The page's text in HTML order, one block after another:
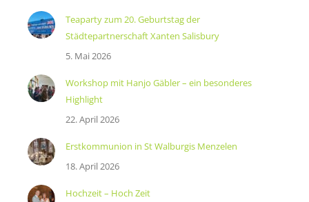
Teaparty zum 20. Geburtstag der
Städtepartnerschaft Xanten Salisbury
5. Mai 2026
Workshop mit Hanjo Gäbler – ein besonderes
Highlight
22. April 2026
Erstkommunion in St Walburgis Menzelen
18. April 2026
Hochzeit – Hoch Zeit